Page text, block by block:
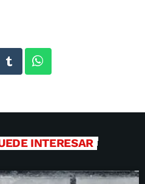
INTERESAR